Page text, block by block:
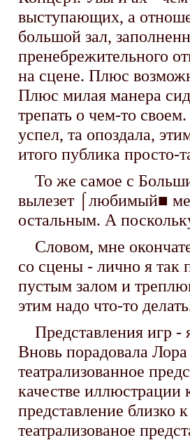
выступающих, а
большой зал,
пренебрежительного
на сцене. Плюс
Плюс милая манера
трепать о чем-то
успел, та опоздала,
итого публика просто-
То же самое с
вылезет ⌠любимый■
остальным. А
Словом, мне
со сцены - лично я так
пустым залом и
этим надо что-то
Представления игр - я
Вновь порадовала
театрализованное
качестве иллюстрации
представление близко
театрализованое